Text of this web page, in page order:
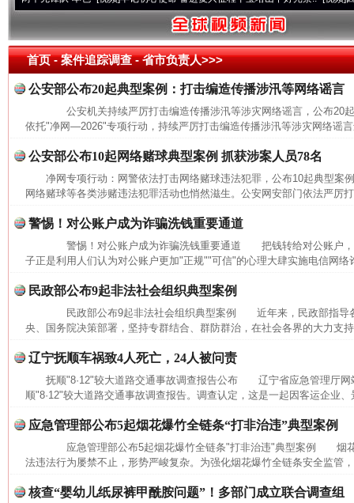
首页- 案件追踪调查 -省市负责人>>>
公安部公布20起典型案例：打击编造传播涉汛等网络谣言
公安机关持续严厉打击编造传播涉汛等涉灾网络谣言，公布
依托"净网—2026"专项行动，持续严厉打击编造传播涉汛等涉灾网络谣
公安部公布10起网络赌球典型案例 抓获涉案人员78名
净网专项行动：网警依法打击网络赌球违法犯罪，公布10起典型
网络赌球等各类涉赌违法犯罪活动也悄然滋生。公安网安部门依法严厉
警惕！对公账户成为诈骗洗钱重要通道
警惕！对公账户成为诈骗洗钱重要通道 把钱转给对公账户，
子正是利用人们认为对公账户更加"正规""可信"的心理大肆实施电信网络
民政部公布9起非法社会组织典型案例
民政部公布9起非法社会组织典型案例 近年来，民政部指导
央、国务院决策部署，坚持专群结合、群防群治，在社会各界的大力支
辽宁抚顺车祸致4人死亡，24人被问责
抚顺"8·12"较大道路交通事故调查报告公布 辽宁省应急管理厅网
顺"8·12"较大道路交通事故调查报告。调查认定，这是一起因客运企业
应急管理部公布5起烟花爆竹全链条“打非治违”典型案例
应急管理部公布5起烟花爆竹全链条"打非治违"典型案例 烟花
法违法行为屡禁不止，形势严峻复杂。为强化烟花爆竹全链条安全监管
核查“婴幼儿纸尿裤甲酰胺问题”！多部门成立联合调查组